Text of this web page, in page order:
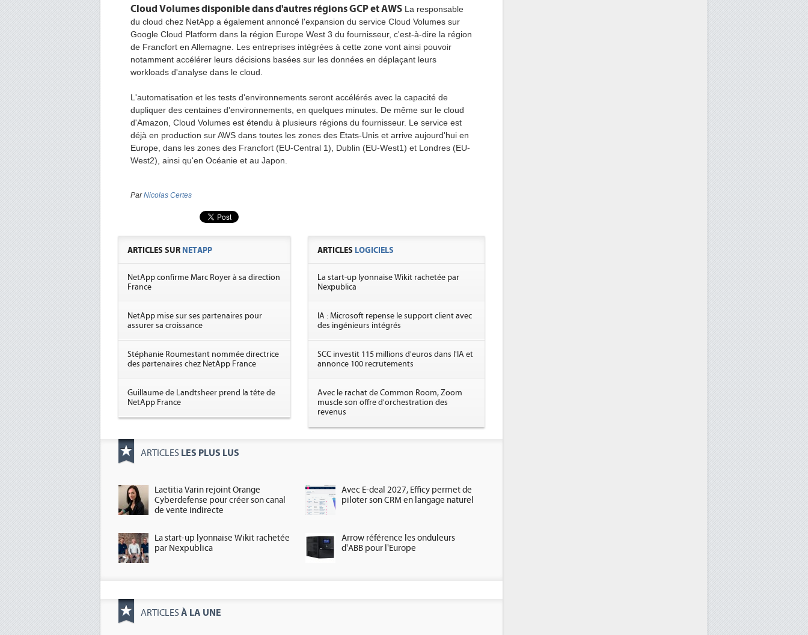
Cloud Volumes disponible dans d'autres régions GCP et AWS La responsable
du cloud chez NetApp a également annoncé l'expansion du service Cloud Volumes sur
Google Cloud Platform dans la région Europe West 3 du fournisseur, c'est-à-dire la région
de Francfort en Allemagne. Les entreprises intégrées à cette zone vont ainsi pouvoir
notamment accélérer leurs décisions basées sur les données en déplaçant leurs
workloads d'analyse dans le cloud.
L'automatisation et les tests d'environnements seront accélérés avec la capacité de
dupliquer des centaines d'environnements, en quelques minutes. De même sur le cloud
d'Amazon, Cloud Volumes est étendu à plusieurs régions du fournisseur. Le service est
déjà en production sur AWS dans toutes les zones des Etats-Unis et arrive aujourd'hui en
Europe, dans les zones des Francfort (EU-Central 1), Dublin (EU-West1) et Londres (EU-
West2), ainsi qu'en Océanie et au Japon.
ParNicolas Certes
ARTICLES SUR NETAPP
NetApp confirme Marc Royer à sa direction
France
NetApp mise sur ses partenaires pour
assurer sa croissance
Stéphanie Roumestant nommée directrice
des partenaires chez NetApp France
Guillaume de Landtsheer prend la tête de
NetApp France
ARTICLES LOGICIELS
La start-up lyonnaise Wikit rachetée par
Nexpublica
IA : Microsoft repense le support client avec
des ingénieurs intégrés
SCC investit 115 millions d'euros dans l'IA et
annonce 100 recrutements
Avec le rachat de Common Room, Zoom
muscle son offre d'orchestration des
revenus
ARTICLES LES PLUS LUS
Laetitia Varin rejoint Orange
Cyberdefense pour créer son canal
de vente indirecte
Avec E-deal 2027, Efficy permet de
piloter son CRM en langage naturel
La start-up lyonnaise Wikit rachetée
par Nexpublica
Arrow référence les onduleurs
d'ABB pour l'Europe
ARTICLES À LA UNE